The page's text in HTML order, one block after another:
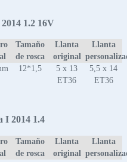
1.2 16V
Tamaño
de rosca
Llanta
original
Llanta
12*1,5
5 x 13
ET36
5,5 x 14
ET36
I 2014 1.4
Tamaño
de rosca
Llanta
original
Llanta